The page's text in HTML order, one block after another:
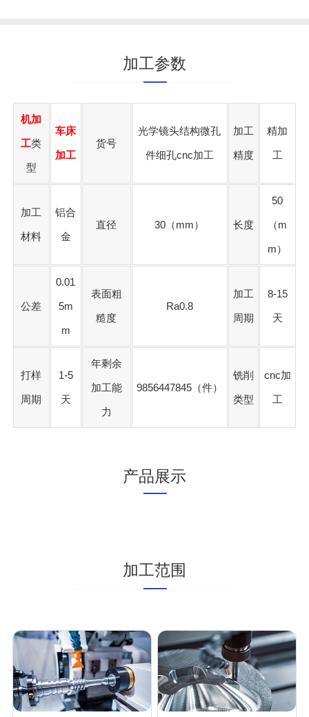
加工参数
机加
工类
型
车床
加工
货号
光学镜头结构微孔
件细孔cnc加工
加工
精度
精加
工
加工
材料
铝合
金
直径 30（mm） 长度
50
（m
m）
公差
0.01
5m
m
表面粗
糙度
Ra0.8
加工
周期
8-15
天
打样
周期
1-5
天
年剩余
加工能
力
9856447845（件）
铣削
类型
cnc加
工
产品展示
加工范围